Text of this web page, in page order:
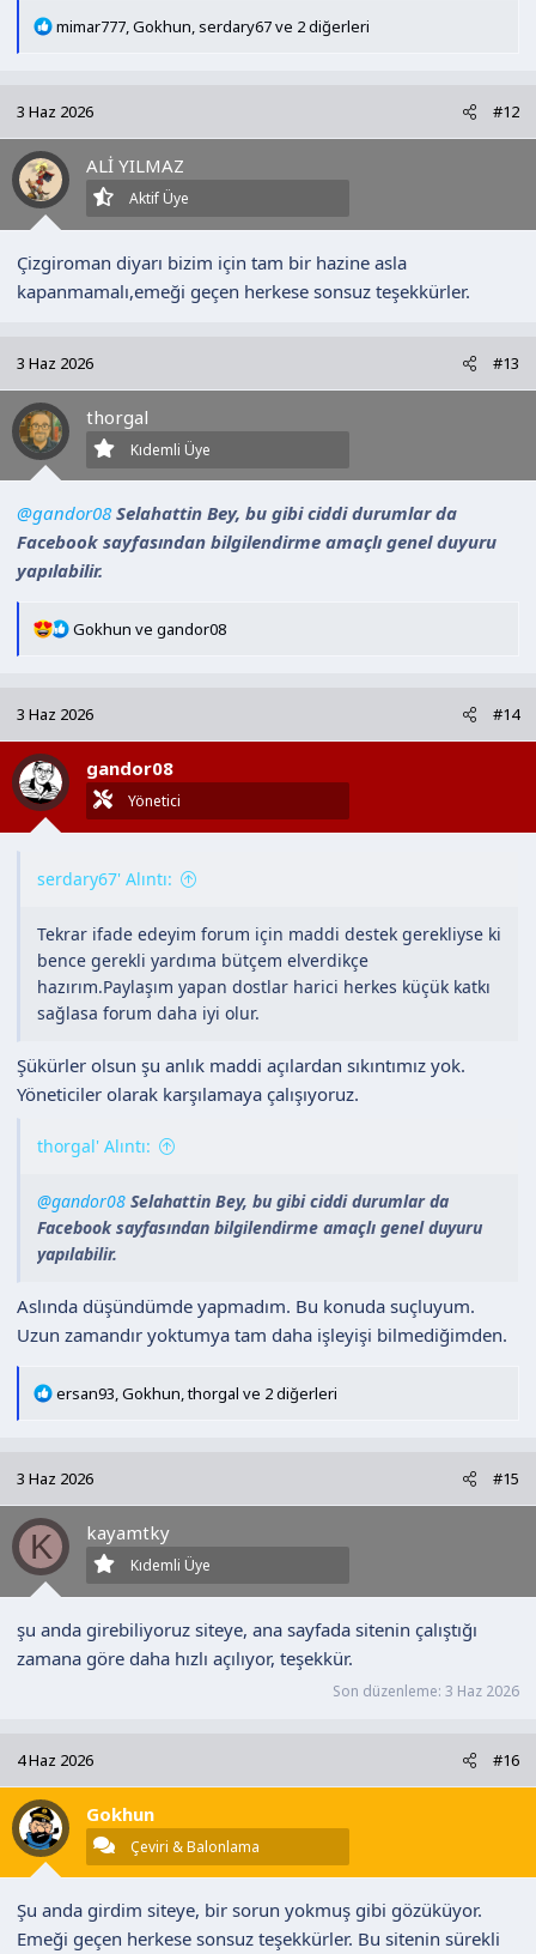
T
l
e
r
mimar777,Gokhun,serdary67ve 2 diğerleri
3 Haz 2026 #12
ALİ YILMAZ
Aktif Üye
Çizgiroman diyarı bizim için tam bir hazine asla
kapanmamalı,emeği geçen herkese sonsuz teşekkürler.
3 Haz 2026 #13
thorgal
Kıdemli Üye
@gandor08 Selahattin Bey, bu gibi ciddi durumlar da
Facebook sayfasından bilgilendirme amaçlı genel duyuru
yapılabilir.
T
i
l
Gokhun ve gandor08
3 Haz 2026 #14
gandor08
Yönetici
serdary67' Alıntı:
Tekrar ifade edeyim forum için maddi destek gerekliyse ki
bence gerekli yardıma bütçem elverdikçe
hazırım.Paylaşım yapan dostlar harici herkes küçük katkı
sağlasa forum daha iyi olur.
Şükürler olsun şu anlık maddi açılardan sıkıntımız yok.
Yöneticiler olarak karşılamaya çalışıyoruz.
thorgal' Alıntı:
@gandor08 Selahattin Bey, bu gibi ciddi durumlar da
Facebook sayfasından bilgilendirme amaçlı genel duyuru
yapılabilir.
Aslında düşündümde yapmadım. Bu konuda suçluyum.
Uzun zamandır yoktumya tam daha işleyişi bilmediğimden.
T
l
e
r
ersan93,Gokhun,thorgal ve 2 diğerleri
3 Haz 2026 #15
K kayamtky
Kıdemli Üye
şu anda girebiliyoruz siteye, ana sayfada sitenin çalıştığı
zamana göre daha hızlı açılıyor, teşekkür.
Son düzenleme: 3 Haz 2026
4 Haz 2026 #16
Gokhun
Çeviri & Balonlama
Şu anda girdim siteye, bir sorun yokmuş gibi gözüküyor.
Emeği geçen herkese sonsuz teşekkürler. Bu sitenin sürekli